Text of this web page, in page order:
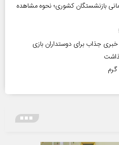
۷۵ میلیون تومانی بازنشستگان کشوری؛ نحوه مشاهده